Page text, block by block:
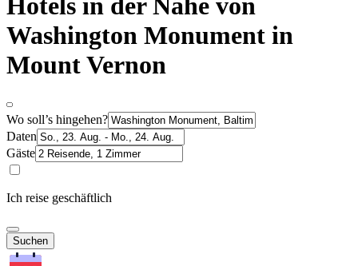
Hotels in der Nähe von
Washington Monument in
Mount Vernon
Wo soll’s hingehen?
Daten
Gäste
Ich reise geschäftlich
Suchen